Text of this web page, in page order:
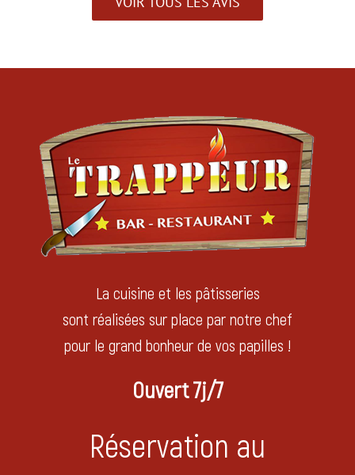
La cuisine et les pâtisseries
sont réalisées sur place par notre chef
pour le grand bonheur de vos papilles !
Ouvert 7j/7
Réservation au